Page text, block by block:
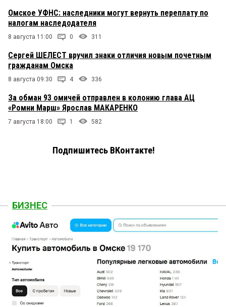
Омское УФНС: наследники могут вернуть переплату по
налогам наследодателя
8 августа 11:00 0 311
Сергей ШЕЛЕСТ вручил знаки отличия новым почетным
гражданам Омска
8 августа 09:30 4 336
За обман 93 омичей отправлен в колонию глава АЦ
«Ромни Марш» Ярослав МАКАРЕНКО
7 августа 18:00 1 582
Подпишитесь ВКонтакте!
БИЗНЕС